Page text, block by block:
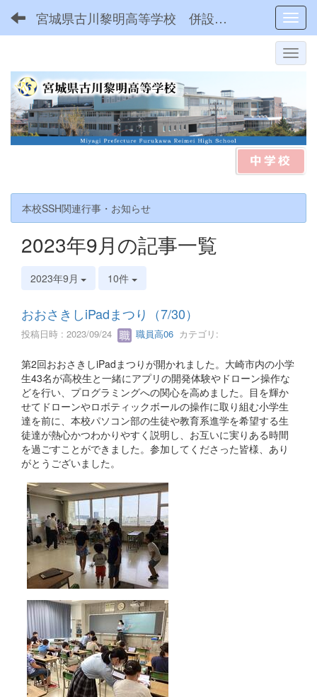
宮城県古川黎明高等学校 併設型中高一貫
本校SSH関連行事・お知らせ
2023年9月の記事一覧
2023年9月 10件
おおさきしiPadまつり（7/30）
投稿日時 : 2023/09/24 職員高06 カテゴリ:
第2回おおさきしiPadまつりが開かれました。大崎市内の小学
生43名が高校生と一緒にアプリの開発体験やドローン操作な
どを行い、プログラミングへの関心を高めました。目を輝か
せてドローンやロボティックボールの操作に取り組む小学生
達を前に、本校パソコン部の生徒や教育系進学を希望する生
徒達が熱心かつわかりやすく説明し、お互いに実りある時間
を過ごすことができました。参加してくださった皆様、あり
がとうございました。